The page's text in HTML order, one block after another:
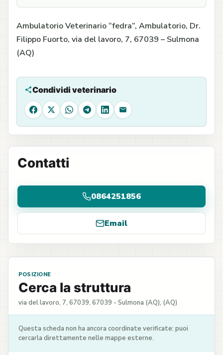
Ambulatorio Veterinario “fedra”, Ambulatorio, Dr.
Filippo Fuorto, via del lavoro, 7, 67039 – Sulmona
(AQ)
Condividi veterinario
Facebook
X WhatsAppTelegram
LinkedIn
Email
Contatti
0864251856
Email
POSIZIONE
Cerca la struttura
via del lavoro, 7, 67039, 67039 - Sulmona (AQ), (AQ)
Questa scheda non ha ancora coordinate verificate: puoi
cercarla direttamente nelle mappe esterne.